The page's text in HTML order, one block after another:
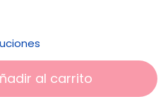
al carrito